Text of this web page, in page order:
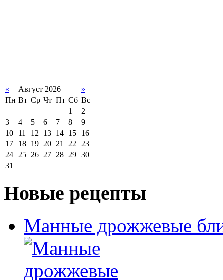
« Август 2026
»
Пн Вт Ср Чт Пт Сб Вс
1
2
3
4 5 6 7 8
9
10
11 12 13 14 15
16
17
18 19 20 21 22 23
24 25 26 27 28 29 30
31
Новые рецепты
Манные дрожжевые